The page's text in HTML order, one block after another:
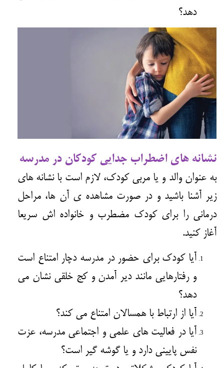
دهد؟
نشانه های اضطراب جدایی کودکان در مدرسه
به عنوان والد و یا مربی کودک، لازم است با نشانه های
زیر آشنا باشید و در صورت مشاهده ی آن ها، مراحل
درمانی را برای کودک مضطرب و خانواده اش سریعا
آغاز کنید.
آیا کودک برای حضور در مدرسه دچار امتناع است
و رفتارهایی مانند دیر آمدن و کج خلقی نشان می
دهد؟
آیا از ارتباط با همسالان امتناع می کند؟
آیا در فعالیت های علمی و اجتماعی مدرسه، عزت
نفس پایینی دارد و یا گوشه گیر است؟